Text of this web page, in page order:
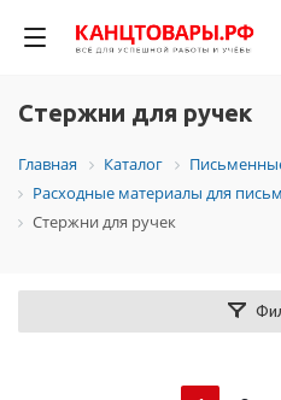
Стержни для ручек
Главная Каталог
Расходные материалы для
Стержни для ручек